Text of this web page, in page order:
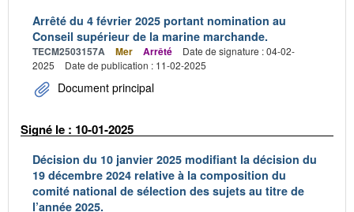
Arrêté du 4 février 2025 portant nomination au
Conseil supérieur de la marine marchande.
TECM2503157A Mer Arrêté
Date de signature : 04-02-
2025
Date de publication : 11-02-2025
Document principal
Signé le : 10-01-2025
Décision du 10 janvier 2025 modifiant la décision du
19 décembre 2024 relative à la composition du
comité national de sélection des sujets au titre de
l’année 2025.